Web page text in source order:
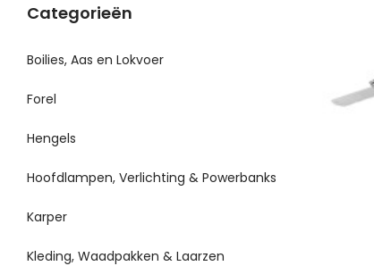
Categorieën
Boilies, Aas en Lokvoer
Forel
Hengels
Hoofdlampen, Verlichting & Powerbanks
Karper
Kleding, Waadpakken & Laarzen